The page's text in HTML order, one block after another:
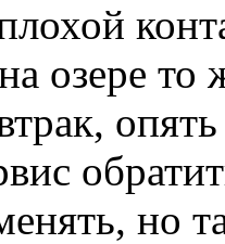
озере то
но